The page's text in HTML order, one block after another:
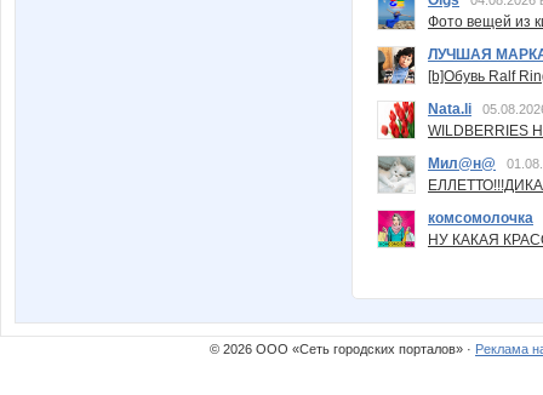
Фото вещей из
ЛУЧШАЯ
[b]Обувь Ralf
Nata.li
Мил@н@
комсомолочка
НУ КАКАЯ
© 2026 ООО «Сеть городских порталов» · Реклама